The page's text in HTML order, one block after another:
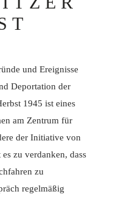
und Ereignisse
Deportation der
1945 ist eines
am Zentrum für
der Initiative von
zu verdanken, dass
zu
regelmäßig